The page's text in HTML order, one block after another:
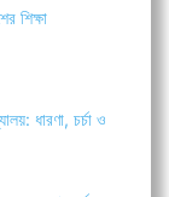
শিক্ষা
ধারণা, চর্চা ও